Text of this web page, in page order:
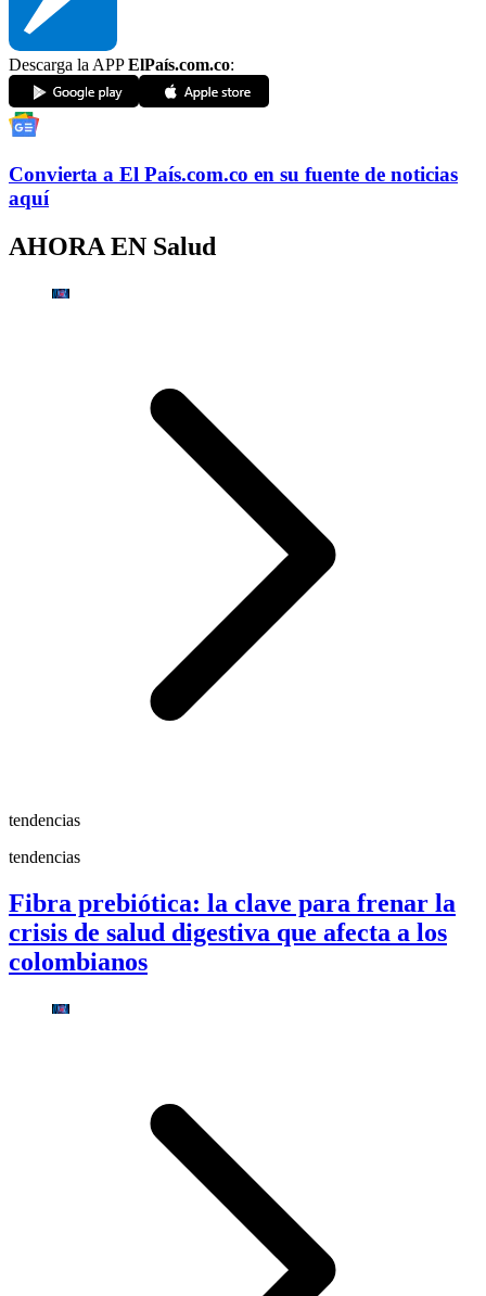
Descarga la APPElPaís.com.co:
Convierta a El País.com.co en su fuente de noticias
aquí
AHORA EN Salud
tendencias
tendencias
Fibra prebiótica: la clave para frenar la
crisis de salud digestiva que afecta a los
colombianos